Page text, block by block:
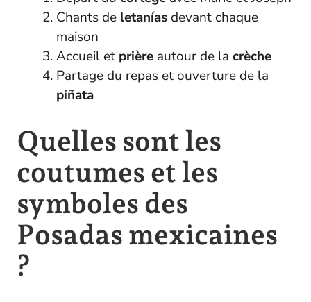
Chants de letanías devant chaque
maison
Accueil et prière autour de la crèche
Partage du repas et ouverture de la
piñata
Quelles sont les
coutumes et les
symboles des
Posadas mexicaines
?